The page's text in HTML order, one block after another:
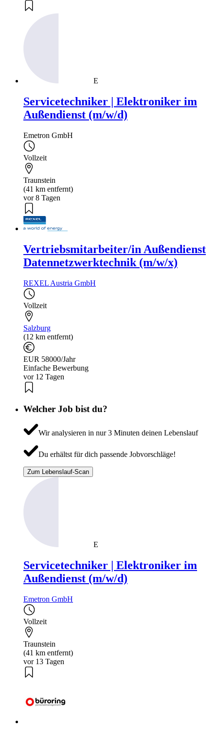
E
Servicetechniker | Elektroniker im
Außendienst (m/w/d)
Emetron GmbH
Vollzeit
Traunstein
(41 km entfernt)
vor 8 Tagen
Vertriebsmitarbeiter/in Außendienst
Datennetzwerktechnik (m/w/x)
REXEL Austria GmbH
Vollzeit
Salzburg
(12 km entfernt)
EUR 58000/Jahr
Einfache Bewerbung
vor 12 Tagen
Welcher Job bist du?
Wir analysieren in nur 3 Minuten deinen Lebenslauf
Du erhältst für dich passende Jobvorschläge!
Zum Lebenslauf-Scan
E
Servicetechniker | Elektroniker im
Außendienst (m/w/d)
Emetron GmbH
Vollzeit
Traunstein
(41 km entfernt)
vor 13 Tagen